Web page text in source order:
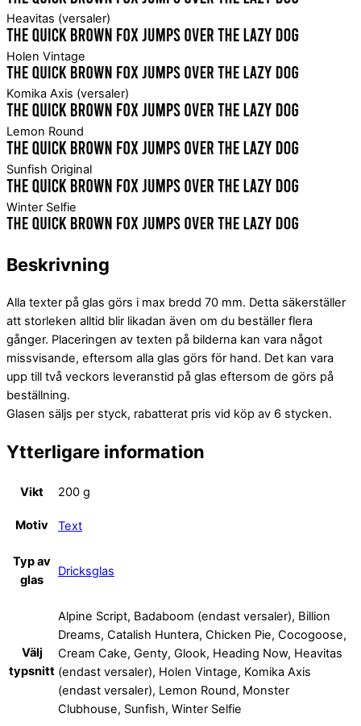
Heavitas (versaler)
Holen Vintage
Komika Axis (versaler)
Lemon Round
Sunfish Original
Winter Selfie
Beskrivning
Alla texter på glas görs i max bredd 70 mm. Detta säkerställer
att storleken alltid blir likadan även om du beställer flera
gånger. Placeringen av texten på bilderna kan vara något
missvisande, eftersom alla glas görs för hand. Det kan vara
upp till två veckors leveranstid på glas eftersom de görs på
beställning.
Glasen säljs per styck, rabatterat pris vid köp av 6 stycken.
Ytterligare information
Vikt 200 g
Motiv Text
Typ av
glas
Dricksglas
Välj
typsnitt
Alpine Script, Badaboom (endast versaler), Billion
Dreams, Catalish Huntera, Chicken Pie, Cocogoose,
Cream Cake, Genty, Glook, Heading Now, Heavitas
(endast versaler), Holen Vintage, Komika Axis
(endast versaler), Lemon Round, Monster
Clubhouse, Sunfish, Winter Selfie